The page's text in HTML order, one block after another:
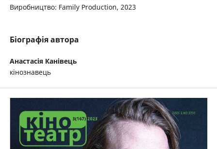
Виробництво: Family Production, 2023
Біографія автора
Анастасія Канівець
кінознавець